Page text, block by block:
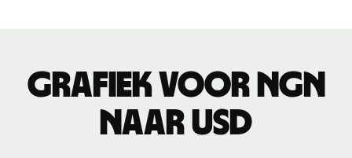
Grafiek voor NGN
naar USD